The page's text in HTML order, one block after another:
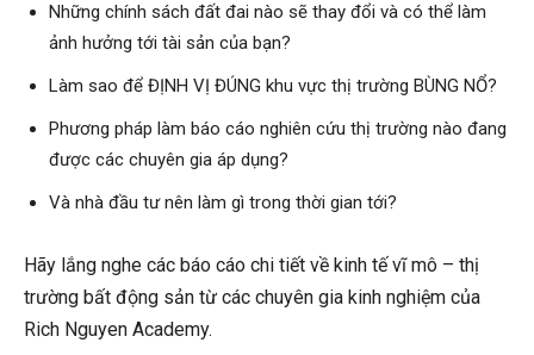
Những chính sách đất đai nào sẽ thay đổi và có thể làm
ảnh hưởng tới tài sản của bạn?
Làm sao để ĐỊNH VỊ ĐÚNG khu vực thị trường BÙNG NỔ?
Phương pháp làm báo cáo nghiên cứu thị trường nào đang
được các chuyên gia áp dụng?
Và nhà đầu tư nên làm gì trong thời gian tới?
Hãy lắng nghe các báo cáo chi tiết về kinh tế vĩ mô – thị
trường bất động sản từ các chuyên gia kinh nghiệm của
Rich Nguyen Academy.